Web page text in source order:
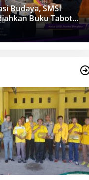
Budaya, SMSI
Buku Tabot
Polda